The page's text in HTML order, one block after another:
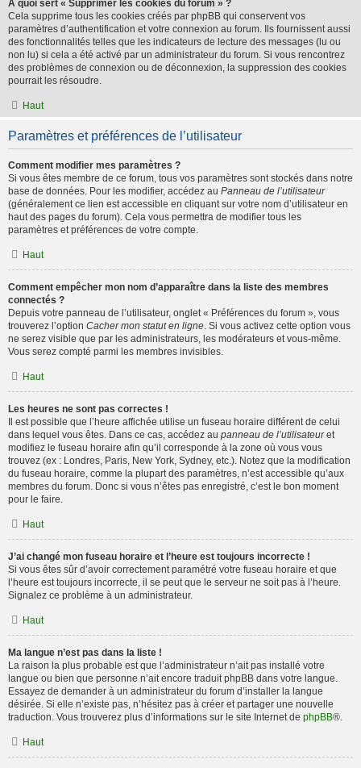
À quoi sert « Supprimer les cookies du forum » ?
Cela supprime tous les cookies créés par phpBB qui conservent vos
paramètres d’authentification et votre connexion au forum. Ils fournissent aussi
des fonctionnalités telles que les indicateurs de lecture des messages (lu ou
non lu) si cela a été activé par un administrateur du forum. Si vous rencontrez
des problèmes de connexion ou de déconnexion, la suppression des cookies
pourrait les résoudre.
Haut
Paramètres et préférences de l’utilisateur
Comment modifier mes paramètres ?
Si vous êtes membre de ce forum, tous vos paramètres sont stockés dans notre
base de données. Pour les modifier, accédez au Panneau de l’utilisateur
(généralement ce lien est accessible en cliquant sur votre nom d’utilisateur en
haut des pages du forum). Cela vous permettra de modifier tous les
paramètres et préférences de votre compte.
Haut
Comment empêcher mon nom d’apparaître dans la liste des membres
connectés ?
Depuis votre panneau de l’utilisateur, onglet « Préférences du forum », vous
trouverez l’option Cacher mon statut en ligne. Si vous activez cette option vous
ne serez visible que par les administrateurs, les modérateurs et vous-même.
Vous serez compté parmi les membres invisibles.
Haut
Les heures ne sont pas correctes !
Il est possible que l’heure affichée utilise un fuseau horaire différent de celui
dans lequel vous êtes. Dans ce cas, accédez au panneau de l’utilisateuret
modifiez le fuseau horaire afin qu’il corresponde à la zone où vous vous
trouvez (ex : Londres, Paris, New York, Sydney, etc.). Notez que la modification
du fuseau horaire, comme la plupart des paramètres, n’est accessible qu’aux
membres du forum. Donc si vous n’êtes pas enregistré, c’est le bon moment
pour le faire.
Haut
J’ai changé mon fuseau horaire et l’heure est toujours incorrecte !
Si vous êtes sûr d’avoir correctement paramétré votre fuseau horaire et que
l’heure est toujours incorrecte, il se peut que le serveur ne soit pas à l’heure.
Signalez ce problème à un administrateur.
Haut
Ma langue n’est pas dans la liste !
La raison la plus probable est que l’administrateur n’ait pas installé votre
langue ou bien que personne n’ait encore traduit phpBB dans votre langue.
Essayez de demander à un administrateur du forum d’installer la langue
désirée. Si elle n’existe pas, n’hésitez pas à créer et partager une nouvelle
traduction. Vous trouverez plus d’informations sur le site Internet de phpBB®.
Haut